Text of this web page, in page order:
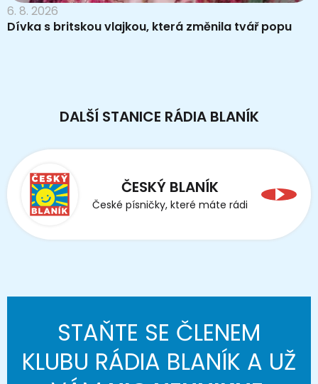
6. 8. 2026
Dívka s britskou vlajkou, která změnila tvář popu
DALŠÍ STANICE RÁDIA BLANÍK
ČESKÝ BLANÍK
České písničky, které máte rádi
STAŇTE SE ČLENEM
KLUBU RÁDIA BLANÍK A UŽ